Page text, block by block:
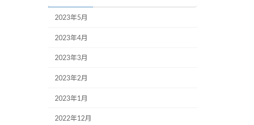
2023年5月
2023年4月
2023年3月
2023年2月
2023年1月
2022年12月